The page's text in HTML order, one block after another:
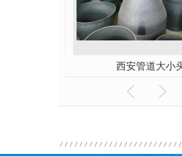
西安管道大小头